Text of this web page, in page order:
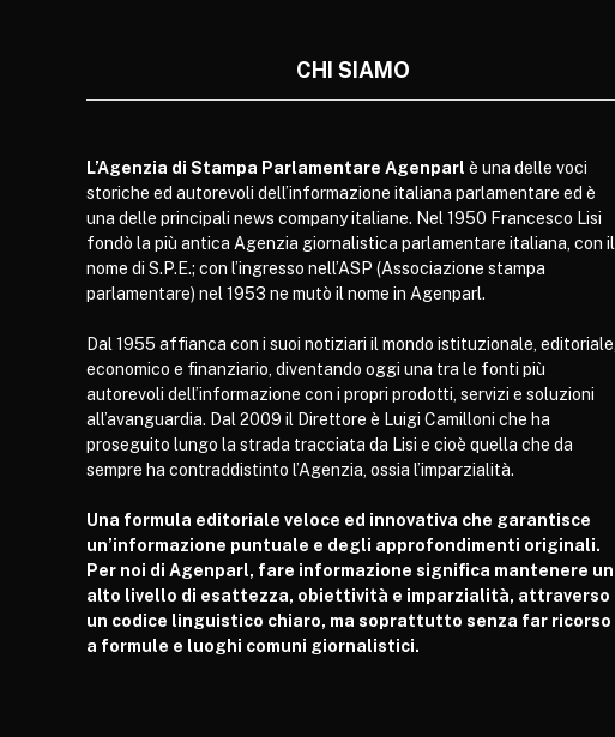
CHI SIAMO
L’Agenzia di Stampa Parlamentare Agenparl è una delle voci
storiche ed autorevoli dell’informazione italiana parlamentare ed è
una delle principali news company italiane. Nel 1950 Francesco Lisi
fondò la più antica Agenzia giornalistica parlamentare italiana, con il
nome di S.P.E.; con l’ingresso nell’ASP (Associazione stampa
parlamentare) nel 1953 ne mutò il nome in Agenparl.
Dal 1955 affianca con i suoi notiziari il mondo istituzionale, editoriale,
economico e finanziario, diventando oggi una tra le fonti più
autorevoli dell’informazione con i propri prodotti, servizi e soluzioni
all’avanguardia. Dal 2009 il Direttore è Luigi Camilloni che ha
proseguito lungo la strada tracciata da Lisi e cioè quella che da
sempre ha contraddistinto l’Agenzia, ossia l’imparzialità.
Una formula editoriale veloce ed innovativa che garantisce
un’informazione puntuale e degli approfondimenti originali.
Per noi di Agenparl, fare informazione significa mantenere un
alto livello di esattezza, obiettività e imparzialità, attraverso
un codice linguistico chiaro, ma soprattutto senza far ricorso
a formule e luoghi comuni giornalistici.